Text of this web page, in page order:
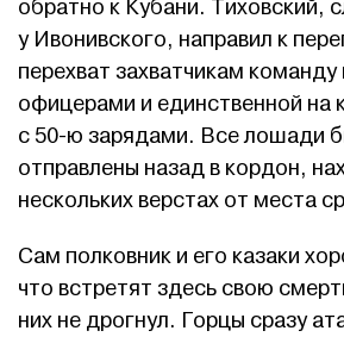
обратно к Кубани. Тиховский,
у Ивонивского, направил к
перехват захватчикам команду
офицерами и единственной на
с 50-ю зарядами. Все лошади
отправлены назад в кордон,
нескольких верстах от места
Сам полковник и его казаки
что встретят здесь свою
них не дрогнул. Горцы сразу